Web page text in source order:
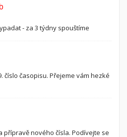
- za 3 týdny spouštíme
číslo časopisu. Přejeme vám hezké
přípravě nového čísla. Podívejte se